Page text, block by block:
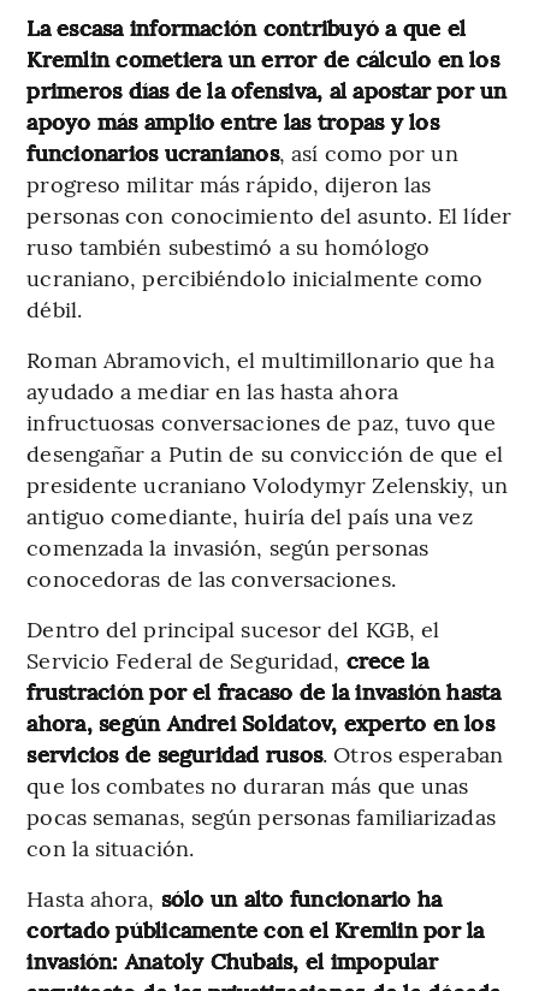
La escasa información contribuyó a que el
Kremlin cometiera un error de cálculo en los
primeros días de la ofensiva, al apostar por un
apoyo más amplio entre las tropas y los
funcionarios ucranianos, así como por un
progreso militar más rápido, dijeron las
personas con conocimiento del asunto. El líder
ruso también subestimó a su homólogo
ucraniano, percibiéndolo inicialmente como
débil.
Roman Abramovich, el multimillonario que ha
ayudado a mediar en las hasta ahora
infructuosas conversaciones de paz, tuvo que
desengañar a Putin de su convicción de que el
presidente ucraniano Volodymyr Zelenskiy, un
antiguo comediante, huiría del país una vez
comenzada la invasión, según personas
conocedoras de las conversaciones.
Dentro del principal sucesor del KGB, el
Servicio Federal de Seguridad, crece la
frustración por el fracaso de la invasión hasta
ahora, según Andrei Soldatov, experto en los
servicios de seguridad rusos. Otros esperaban
que los combates no duraran más que unas
pocas semanas, según personas familiarizadas
con la situación.
Hasta ahora, sólo un alto funcionario ha
cortado públicamente con el Kremlin por la
invasión: Anatoly Chubais, el impopular